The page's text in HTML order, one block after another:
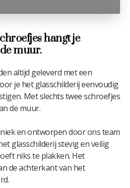
hangt je
muur.
altijd geleverd met een
je het glasschilderij eenvoudig
Met slechts twee schroefjes
de muur.
en ontworpen door ons team
glasschilderij stevig en veilig
niks te plakken. Het
de achterkant van het